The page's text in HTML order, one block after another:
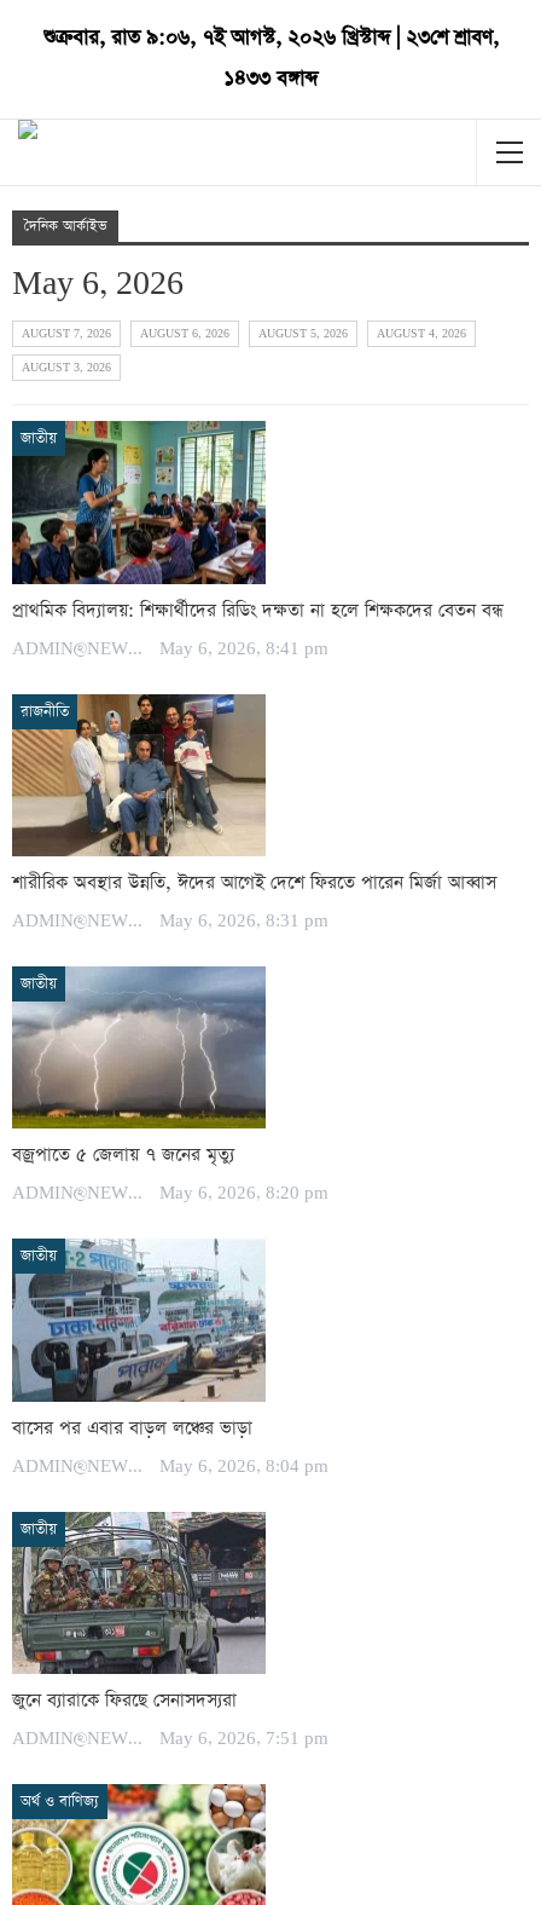
শুক্রবার,রাত ৯:০৬, ৭ই আগস্ট, ২০২৬ খ্রিস্টাব্দ| ২৩শে শ্রাবণ,
১৪৩৩ বঙ্গাব্দ
দৈনিক আর্কাইভ
May 6, 2026
AUGUST 7, 2026 AUGUST 6, 2026 AUGUST 5, 2026 AUGUST 4, 2026
AUGUST 3, 2026
জাতীয়
প্রাথমিক বিদ্যালয়: শিক্ষার্থীদের রিডিং দক্ষতা না হলে শিক্ষকদের বেতন বন্ধ
ADMIN@NEWSPOST May 6, 2026, 8:41 pm
রাজনীতি
শারীরিক অবস্থার উন্নতি, ঈদের আগেই দেশে ফিরতে পারেন মির্জা আব্বাস
ADMIN@NEWSPOST May 6, 2026, 8:31 pm
জাতীয়
বজ্রপাতে ৫ জেলায় ৭ জনের মৃত্যু
ADMIN@NEWSPOST May 6, 2026, 8:20 pm
জাতীয়
বাসের পর এবার বাড়ল লঞ্চের ভাড়া
ADMIN@NEWSPOST May 6, 2026, 8:04 pm
জাতীয়
জুনে ব্যারাকে ফিরছে সেনাসদস্যরা
ADMIN@NEWSPOST May 6, 2026, 7:51 pm
অর্থ ও বাণিজ্য